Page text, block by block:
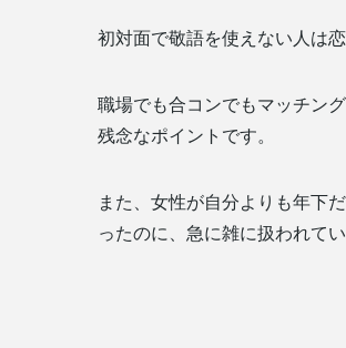
初対面で敬語を使えない人は
職場でも合コンでもマッチン
残念なポイントです。
また、女性が自分よりも年下
ったのに、急に雑に扱われて